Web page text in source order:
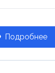
Подробнее